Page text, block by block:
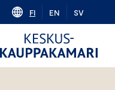
Skip
content
FI EN SV